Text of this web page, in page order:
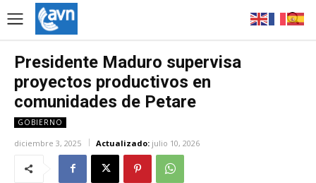
Presidente Maduro supervisa
proyectos productivos en
comunidades de Petare
GOBIERNO
diciembre 3, 2025 Actualizado: julio 10, 2026